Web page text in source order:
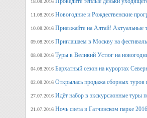
18.08.2016
11.08.2016 Новогодние и Рождественские
10.08.2016 Приезжайте на Алтай! Актуальные
09.08.2016 Приглашаем в Москву на
08.08.2016 Туры в Великий Устюг на
04.08.2016 Бархатный сезон на курортах
02.08.2016 Открылась продажа сборных туров
27.07.2016 Идёт набор в экскурсионные туры
21.07.2016 Ночь света в Гатчинском парке